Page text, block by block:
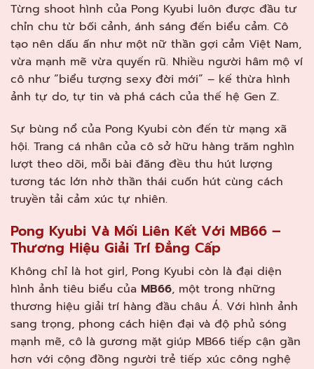
Từng shoot hình của Pong Kyubi luôn được đầu tư
chỉn chu từ bối cảnh, ánh sáng đến biểu cảm. Cô
tạo nên dấu ấn như một nữ thần gợi cảm Việt Nam,
vừa mạnh mẽ vừa quyến rũ. Nhiều người hâm mộ ví
cô như “biểu tượng sexy đời mới” – kế thừa hình
ảnh tự do, tự tin và phá cách của thế hệ Gen Z.
Sự bùng nổ của Pong Kyubi còn đến từ mạng xã
hội. Trang cá nhân của cô sở hữu hàng trăm nghìn
lượt theo dõi, mỗi bài đăng đều thu hút lượng
tương tác lớn nhờ thần thái cuốn hút cùng cách
truyền tải cảm xúc tự nhiên.
Pong Kyubi Và Mối Liên Kết Với MB66 –
Thương Hiệu Giải Trí Đẳng Cấp
Không chỉ là hot girl, Pong Kyubi còn là đại diện
hình ảnh tiêu biểu của MB66, một trong những
thương hiệu giải trí hàng đầu châu Á. Với hình ảnh
sang trọng, phong cách hiện đại và độ phủ sóng
mạnh mẽ, cô là gương mặt giúp MB66 tiếp cận gần
hơn với cộng đồng người trẻ tiếp xúc công nghệ